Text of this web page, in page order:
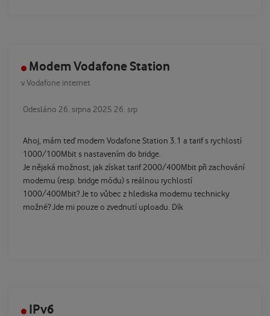
Modem Vodafone Station
vVodafone internet
Odesláno 26. srpna 2025 26. srp
Ahoj, mám teď modem Vodafone Station 3.1 a tarif s rychlostí
1000/100Mbit s nastavením do bridge.
Je nějaká možnost, jak získat tarif 2000/400Mbit při zachování
modemu (resp. bridge módu) s reálnou rychlostí
1000/400Mbit? Je to vůbec z hlediska modemu technicky
možné? Jde mi pouze o zvednutí uploadu. Dík
IPv6